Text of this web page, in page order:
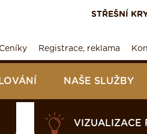
STŘEŠNÍ
Ceníky Registrace, reklama
NAŠE SLUŽBY
VIZUALIZACE